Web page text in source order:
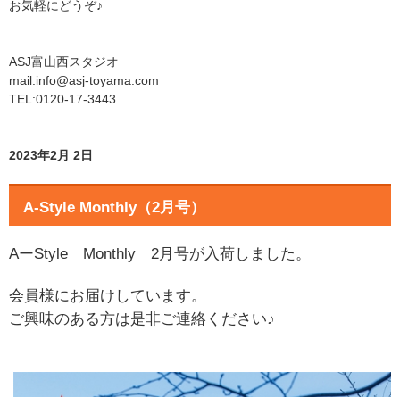
お気軽にどうぞ♪
ASJ富山西スタジオ
mail:info@asj-toyama.com
TEL:0120-17-3443
2023年2月 2日
A-Style Monthly（2月号）
AーStyle Monthly 2月号が入荷しました。
会員様にお届けしています。
ご興味のある方は是非ご連絡ください♪